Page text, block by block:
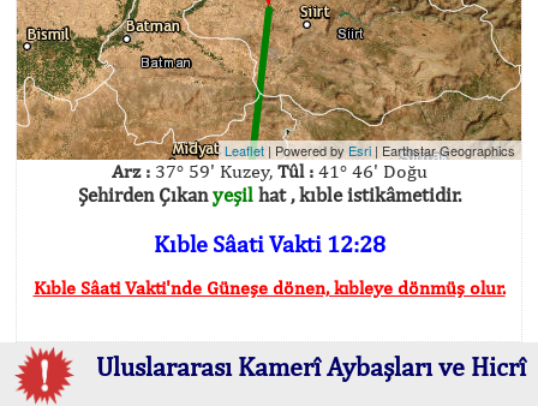
Leaflet | Powered by Esri | Earthstar Geographics
Arz :37° 59' Kuzey, Tûl :41° 46' Doğu
Şehirden Çıkanyeşilhat , kıble istikâmetidir.
Kıble Sâati Vakti 12:28
Kıble Sâati Vakti'nde Güneşe dönen, kıbleye dönmüş olur.
Uluslararası Kamerî Aybaşları ve Hicrî